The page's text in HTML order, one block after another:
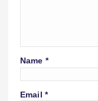
Name *
Email *